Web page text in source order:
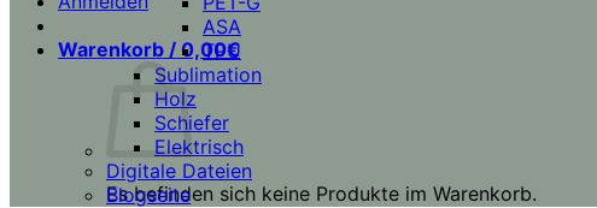
Warenkorb / 0,00€
Es befinden sich keine Produkte im Warenkorb.
ASA
TPU
Sublimation
Holz
Schiefer
Elektrisch
Digitale Dateien
Blogseite